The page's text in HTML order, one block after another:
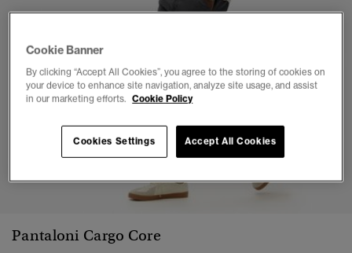
Pantaloni Cargo Core
Cookie Banner
By clicking “Accept All Cookies”, you agree to the storing of cookies on
your device to enhance site navigation, analyze site usage, and assist
in our marketing efforts. Cookie Policy
Cookies Settings Accept All Cookies